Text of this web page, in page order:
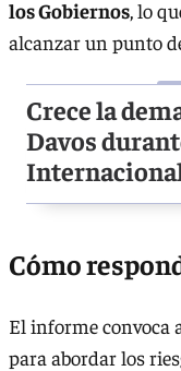
los Gobiernos, lo
alcanzar un punto
Crece la
Davos
Cómo
El informe convoca
para abordar los